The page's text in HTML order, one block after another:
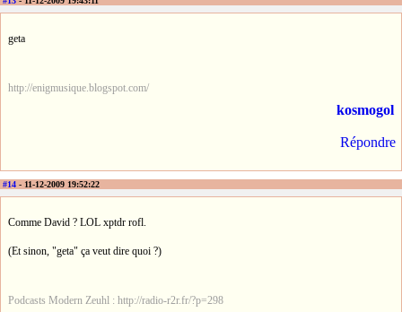
geta
http://enigmusique.blogspot.com/
kosmogol
Répondre
#14 - 11-12-2009 19:52:22
Comme David ? LOL xptdr rofl.
(Et sinon, "geta" ça veut dire quoi ?)
Podcasts Modern Zeuhl : http://radio-r2r.fr/?p=298